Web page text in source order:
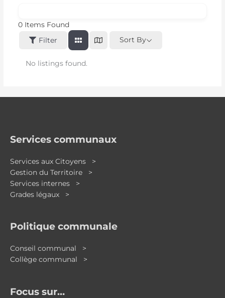
0 Items Found
Filter
Sort By
No listings found.
Services communaux
Services aux Citoyens >
Gestion du Territoire >
Services internes >
Grades légaux >
Politique communale
Conseil communal >
Collège communal >
Focus sur…